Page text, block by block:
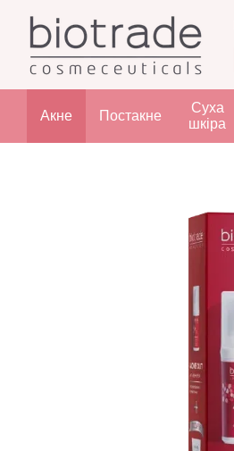
Перейти до основного контенту
Акне Постакне
Суха
шкіра